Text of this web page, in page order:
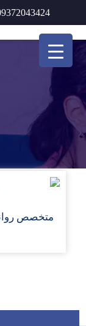
content
متخصص